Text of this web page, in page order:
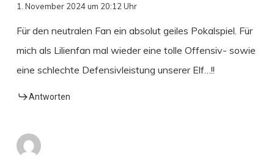
1. November 2024 um 20:12 Uhr
Für den neutralen Fan ein absolut geiles Pokalspiel. Für
mich als Lilienfan mal wieder eine tolle Offensiv- sowie
eine schlechte Defensivleistung unserer Elf…!!
Antworten